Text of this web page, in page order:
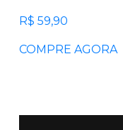
R$ 59,90
COMPRE AGORA